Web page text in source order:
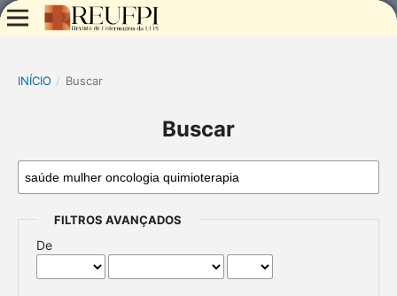
INÍCIO / Buscar
Buscar
FILTROS AVANÇADOS
De